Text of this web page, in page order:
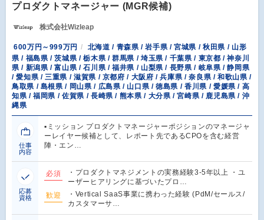
プロダクトマネージャー (MGR候補)
株式会社Wizleap
600万円～999万円
北海道 / 青森県 / 岩手県 / 宮城県 / 秋田県 / 山形
県 / 福島県 / 茨城県 / 栃木県 / 群馬県 / 埼玉県 / 千葉県 / 東京都 / 神奈川
県 / 新潟県 / 富山県 / 石川県 / 福井県 / 山梨県 / 長野県 / 岐阜県 / 静岡県
/ 愛知県 / 三重県 / 滋賀県 / 京都府 / 大阪府 / 兵庫県 / 奈良県 / 和歌山県 /
鳥取県 / 島根県 / 岡山県 / 広島県 / 山口県 / 徳島県 / 香川県 / 愛媛県 / 高
知県 / 福岡県 / 佐賀県 / 長崎県 / 熊本県 / 大分県 / 宮崎県 / 鹿児島県 / 沖
縄県
仕事
内容
▪️ミッション プロダクトマネージャーポジションのマネージャ
ーレイヤー候補として、レポート先であるCPOを含む経営
陣・エン…
応募
資格
必須
・プロダクトマネジメントの実務経験3-5年以上 ・ユ
ーザーヒアリングに基づいたプロ…
歓迎
・Vertical SaaS事業に携わった経験 (PdM/セールス/
カスタマーサ…